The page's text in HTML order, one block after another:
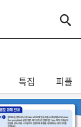
특집 피플